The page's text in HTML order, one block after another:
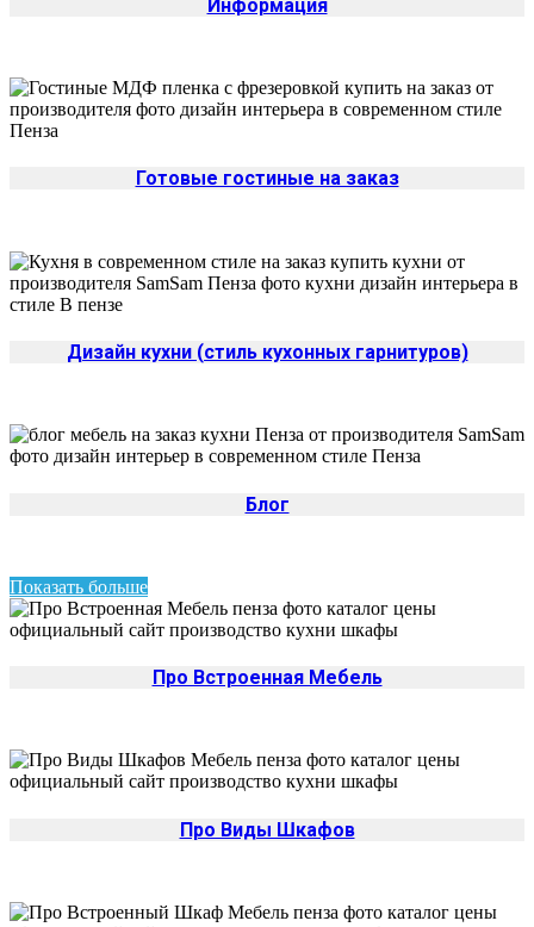
Информация
Готовые гостиные на заказ
Дизайн кухни (стиль кухонных гарнитуров)
Блог
Показать больше
Про Встроенная Мебель
Про Виды Шкафов